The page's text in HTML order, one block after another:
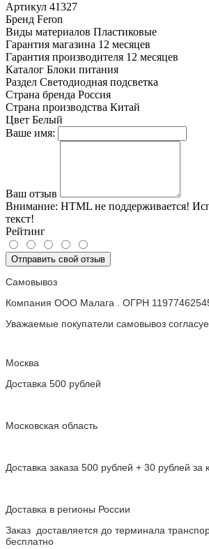
Артикул 41327
Бренд Feron
Виды материалов Пластиковые
Гарантия магазина 12 месяцев
Гарантия производителя 12 месяцев
Каталог Блоки питания
Раздел Светодиодная подсветка
Страна бренда Россия
Страна производства Китай
Цвет Белый
Ваше имя:
Ваш отзыв
Внимание: HTML не поддерживается!
текст!
Рейтинг
Отправить свой отзыв
Самовывоз
Компания ООО Малага . ОГРН
Уважаемые покупатели самовывоз
Москва
Доставка 500 рублей
Московская область
Доставка заказа 500 рублей + 30 рублей за
Доставка в регионы России
Заказ доставляется до терминала
бесплатно